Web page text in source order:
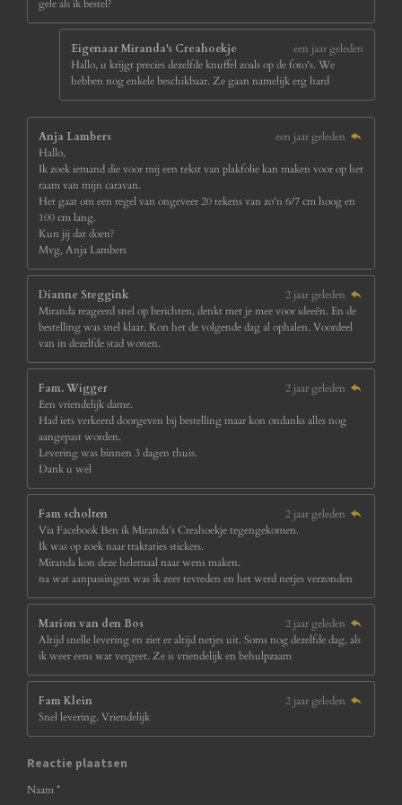
gele als ik bestel?
Eigenaar Miranda's Creahoekje
een jaar geleden
Hallo, u krijgt precies dezelfde knuffel zoals op de foto's. We
hebben nog enkele beschikbaar. Ze gaan namelijk erg hard
Anja Lambers
een jaar geleden
Hallo,
Ik zoek iemand die voor mij een tekst van plakfolie kan maken voor op het
raam van mijn caravan.
Het gaat om een regel van ongeveer 20 tekens van zo'n 6/7 cm hoog en
100 cm lang.
Kun jij dat doen?
Mvg, Anja Lambers
Dianne Steggink
2 jaar geleden
Miranda reageerd snel op berichten, denkt met je mee voor ideeën. En de
bestelling was snel klaar. Kon het de volgende dag al ophalen. Voordeel
van in dezelfde stad wonen.
Fam. Wigger
2 jaar geleden
Een vriendelijk dame.
Had iets verkeerd doorgeven bij bestelling maar kon ondanks alles nog
aangepast worden.
Levering was binnen 3 dagen thuis.
Dank u wel
Fam scholten
2 jaar geleden
Via Facebook Ben ik Miranda’s Creahoekje tegengekomen.
Ik was op zoek naar traktaties stickers.
Miranda kon deze helemaal naar wens maken.
na wat aanpassingen was ik zeer tevreden en het werd netjes verzonden
Marion van den Bos
2 jaar geleden
Altijd snelle levering en ziet er altijd netjes uit. Soms nog dezelfde dag, als
ik weer eens wat vergeet. Ze is vriendelijk en behulpzaam
Fam Klein
2 jaar geleden
Snel levering. Vriendelijk
Reactie plaatsen
Naam *